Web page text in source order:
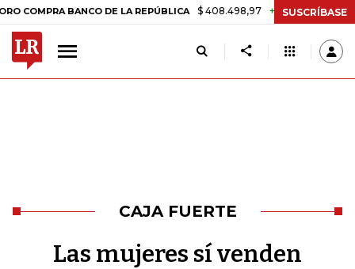
BANCO DE LA REPÚBLICA $ 408.498,97 +$ 8.753,81 +2,19%
SUSCRÍBASE
CAJA FUERTE
Las mujeres sí venden